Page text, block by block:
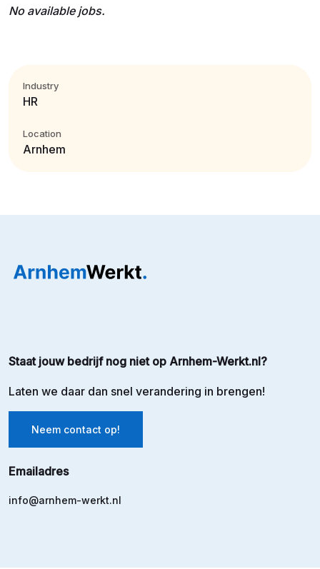
No available jobs.
Industry
HR
Location
Arnhem
Staat jouw bedrijf nog niet op Arnhem-Werkt.nl?
Laten we daar dan snel verandering in brengen!
Neem contact op!
Emailadres
info@arnhem-werkt.nl